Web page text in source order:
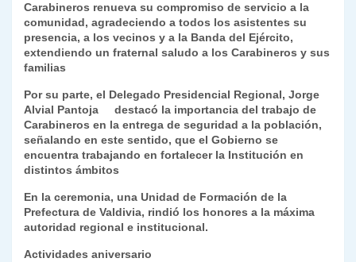
Carabineros renueva su compromiso de servicio a la
comunidad, agradeciendo a todos los asistentes su
presencia, a los vecinos y a la Banda del Ejército,
extendiendo un fraternal saludo a los Carabineros y sus
familias
Por su parte, el Delegado Presidencial Regional, Jorge
Alvial Pantoja destacó la importancia del trabajo de
Carabineros en la entrega de seguridad a la población,
señalando en este sentido, que el Gobierno se
encuentra trabajando en fortalecer la Institución en
distintos ámbitos
En la ceremonia, una Unidad de Formación de la
Prefectura de Valdivia, rindió los honores a la máxima
autoridad regional e institucional.
Actividades aniversario